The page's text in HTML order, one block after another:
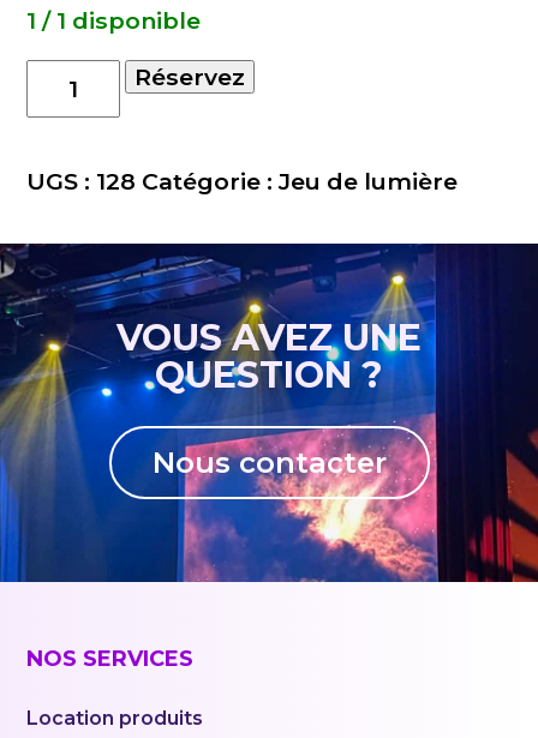
1 / 1 disponible
quantité
de
lumiere
Réservez
UGS : 128 Catégorie :Jeu de lumière
VOUS AVEZ UNE
QUESTION ?
Nous contacter
NOS SERVICES
Location produits